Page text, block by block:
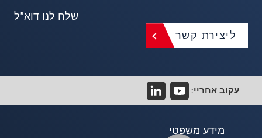
שלח לנו דוא"ל
ליצירת קשר
עקוב אחריי:
מידע משפטי